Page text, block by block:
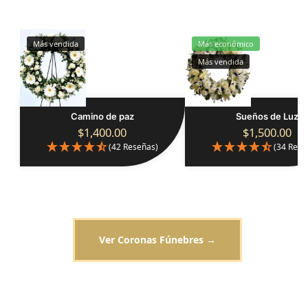
Más vendida
Camino de paz
$1,400.00
(42 Reseñas)
Más económico
Más vendida
Sueños de Luz
$1,500.00
(34
Ver Coronas Fúnebres →